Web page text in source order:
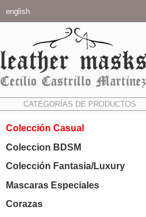
english
CATEGORÍAS DE PRODUCTOS
Colección Casual
Coleccion BDSM
Colección Fantasia/Luxury
Mascaras Especiales
Corazas